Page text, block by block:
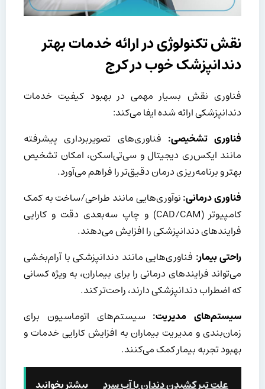
نقش تکنولوژی در ارائه خدمات بهتر
دندانپزشک خوب در کرج
فناوری نقش بسیار مهمی در بهبود کیفیت خدمات
دندانپزشکی ارائه شده ایفا می‌کند:
فناوری تشخیصی: فناوری‌های تصویربرداری پیشرفته
مانند ایکس‌ری دیجیتال و سی‌تی‌اسکن، امکان تشخیص
بهتر و برنامه‌ریزی درمان دقیق‌تر را فراهم می‌آورد.
فناوری درمانی:نوآوری‌هایی مانند طراحی/ساخت به کمک
کامپیوتر (CAD/CAM) و چاپ سه‌بعدی دقت و کارایی
فرایندهای دندانپزشکی را افزایش می‌دهند.
راحتی بیمار: فناوری‌هایی مانند دندانپزشکی با آرام‌بخشی
می‌تواند فرایندهای درمانی را برای بیماران، به ویژه کسانی
که اضطراب دندانپزشکی دارند، راحت‌تر کند.
سیستم‌های مدیریت: سیستم‌های اتوماسیون برای
زمان‌بندی و مدیریت بیماران به افزایش کارایی خدمات و
بهبود تجربه بیمار کمک می‌کنند.
بیشتر بخوانید
علت تیر کشیدن دندان با آب سرد